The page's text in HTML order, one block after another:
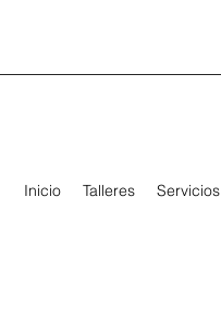
Inicio Talleres Servicios